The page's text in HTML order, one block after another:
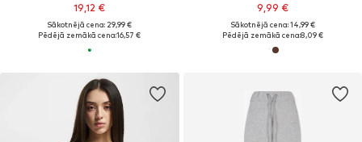
19,12 €
Sākotnējā cena: 29,99 €
Pēdējā zemākā cena:16,57 €
9,99 €
Sākotnējā cena: 14,99 €
Pēdējā zemākā cena:8,09 €